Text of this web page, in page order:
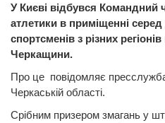
У Києві відбувся Командний
атлетики в приміщенні
спортсменів з різних
Черкащини.
Про це повідомляє
Черкаській області.
Срібним призером змагань у